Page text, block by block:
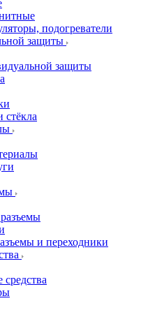
подогреватели
защиты
защиты
стёкла
и переходники